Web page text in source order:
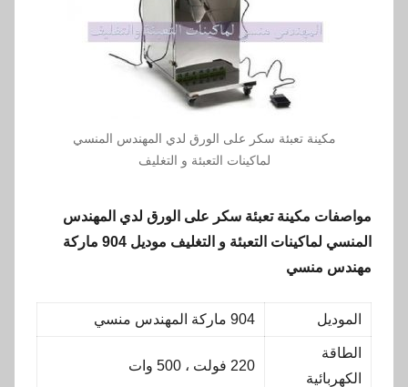
مكينة تعبئة سكر على الورق لدي المهندس المنسي
لماكينات التعبئة و التغليف
مواصفات مكينة تعبئة سكر على الورق لدي المهندس
المنسي لماكينات التعبئة و التغليف
موديل 904 ماركة
مهندس منسي
الموديل 904 ماركة المهندس منسي
الطاقة
الكهربائية
220 فولت ، 500 وات